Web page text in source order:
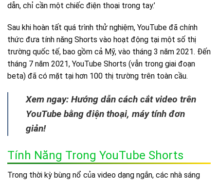
dẫn, chỉ cần một chiếc điện thoại trong tay.’
Sau khi hoàn tất quá trình thử nghiệm, YouTube đã chính
thức đưa tính năng Shorts vào hoạt động tại một số thị
trường quốc tế, bao gồm cả Mỹ, vào tháng 3 năm 2021. Đến
tháng 7 năm 2021, YouTube Shorts (vẫn trong giai đoạn
beta) đã có mặt tại hơn 100 thị trường trên toàn cầu.
Xem ngay: Hướng dẫn cách cắt video trên
YouTube bằng điện thoại, máy tính đơn
giản!
Tính Năng Trong YouTube Shorts
Trong thời kỳ bùng nổ của video dạng ngắn, các nhà sáng